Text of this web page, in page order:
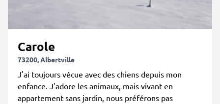
Carole
73200, Albertville
J'ai toujours vécue avec des chiens depuis mon
enfance. J'adore les animaux, mais vivant en
appartement sans jardin, nous préférons pas